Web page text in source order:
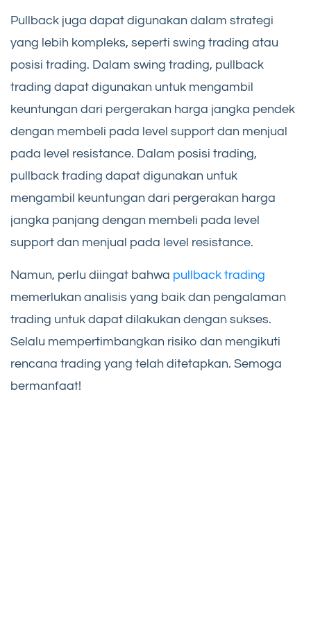
Pullback juga dapat digunakan dalam strategi
yang lebih kompleks, seperti swing trading atau
posisi trading. Dalam swing trading, pullback
trading dapat digunakan untuk mengambil
keuntungan dari pergerakan harga jangka pendek
dengan membeli pada level support dan menjual
pada level resistance. Dalam posisi trading,
pullback trading dapat digunakan untuk
mengambil keuntungan dari pergerakan harga
jangka panjang dengan membeli pada level
support dan menjual pada level resistance.
Namun, perlu diingat bahwa pullback trading
memerlukan analisis yang baik dan pengalaman
trading untuk dapat dilakukan dengan sukses.
Selalu mempertimbangkan risiko dan mengikuti
rencana trading yang telah ditetapkan. Semoga
bermanfaat!